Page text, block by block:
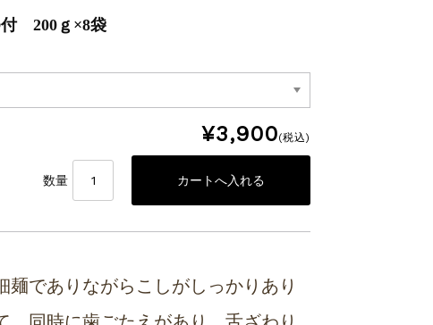
付 200ｇ×8袋
¥3,900(税込)
数量
麺でありながらこしがしっかりあり